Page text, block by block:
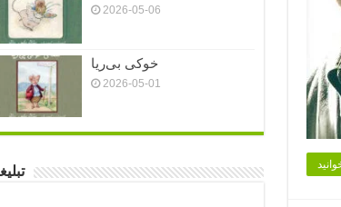
2026-05-06
خوکی بی‌ریا
2026-05-01